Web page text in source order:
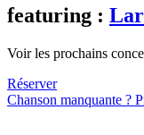
featuring :
Voir les prochains
Réserver
Chanson manquante ?